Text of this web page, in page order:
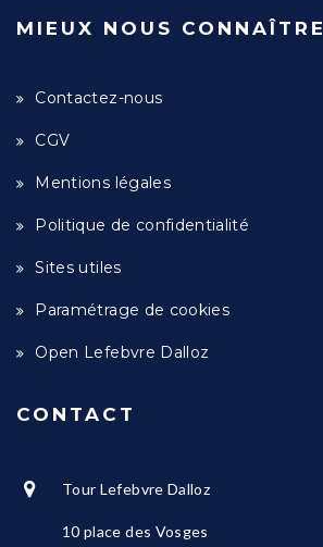
MIEUX NOUS CONNAÎTRE
Contactez-nous
CGV
Mentions légales
Politique de confidentialité
Sites utiles
Paramétrage de cookies
Open Lefebvre Dalloz
CONTACT
Tour Lefebvre Dalloz
10 place des Vosges